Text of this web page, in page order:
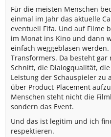
Für die meisten Menschen
einmal im Jahr das aktuelle
eventuell Fifa. Und auf Filme
im Monat ins Kino und dann
einfach weggeblasen
Transformers. Da besteht gar
Schnitt, die Dialogqualität,
Leistung der Schauspieler zu
über Product-Placement
Menschen steht nicht die
sondern das Event.
Und das ist legitim und ich
respektieren.